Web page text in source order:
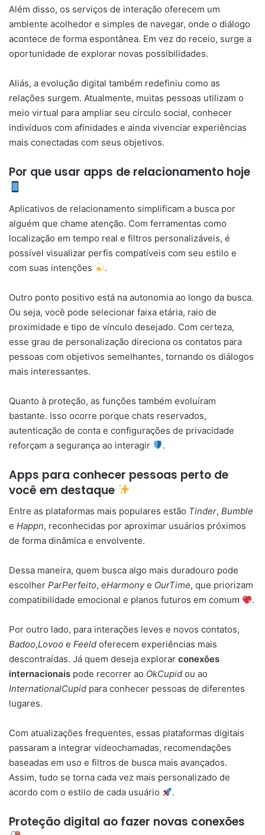
Além disso, os serviços de interação oferecem um
ambiente acolhedor e simples de navegar, onde o diálogo
acontece de forma espontânea. Em vez do receio, surge a
oportunidade de explorar novas possibilidades.
Aliás, a evolução digital também redefiniu como as
relações surgem. Atualmente, muitas pessoas utilizam o
meio virtual para ampliar seu círculo social, conhecer
indivíduos com afinidades e ainda vivenciar experiências
mais conectadas com seus objetivos.
Por que usar apps de relacionamento hoje
Aplicativos de relacionamento simplificam a busca por
alguém que chame atenção. Com ferramentas como
localização em tempo real e filtros personalizáveis, é
possível visualizar perfis compatíveis com seu estilo e
com suas intenções
.
Outro ponto positivo está na autonomia ao longo da busca.
Ou seja, você pode selecionar faixa etária, raio de
proximidade e tipo de vínculo desejado. Com certeza,
esse grau de personalização direciona os contatos para
pessoas com objetivos semelhantes, tornando os diálogos
mais interessantes.
Quanto à proteção, as funções também evoluíram
bastante. Isso ocorre porque chats reservados,
autenticação de conta e configurações de privacidade
reforçam a segurança ao interagir
.
Apps para conhecer pessoas perto de
você em destaque
Entre as plataformas mais populares estão Tinder, Bumble
e Happn, reconhecidas por aproximar usuários próximos
de forma dinâmica e envolvente.
Dessa maneira, quem busca algo mais duradouro pode
escolher ParPerfeito, eHarmonye OurTime, que priorizam
compatibilidade emocional e planos futuros em comum
.
Por outro lado, para interações leves e novos contatos,
Badoo,Lovoo e Feeld oferecem experiências mais
descontraídas. Já quem deseja explorar conexões
internacionais pode recorrer ao OkCupid ou ao
InternationalCupid para conhecer pessoas de diferentes
lugares.
Com atualizações frequentes, essas plataformas digitais
passaram a integrar videochamadas, recomendações
baseadas em uso e filtros de busca mais avançados.
Assim, tudo se torna cada vez mais personalizado de
acordo com o estilo de cada usuário
.
Proteção digital ao fazer novas conexões